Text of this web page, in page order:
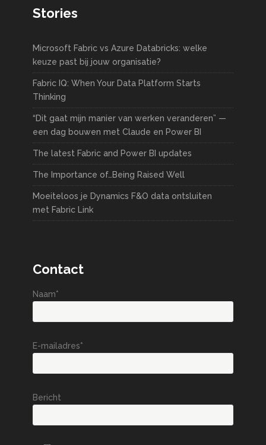
Stories
Microsoft Fabric vs Azure Databricks: welke
keuze past bij jouw organisatie?
Fabric IQ: When Your Data Platform Starts
Thinking
“Dit gaat mijn manier van werken veranderen” —
een dag bouwen met Claude en Power BI
The latest Fabric and Power BI updates
The Importance of…Being Raised Well
Moeiteloos je Dynamics F&O data ontsluiten
met Fabric Link
Contact
Naam*
E-mailadres*
Bericht